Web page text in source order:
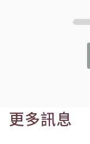
更多訊息